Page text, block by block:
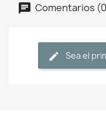
Comentarios
Sea el